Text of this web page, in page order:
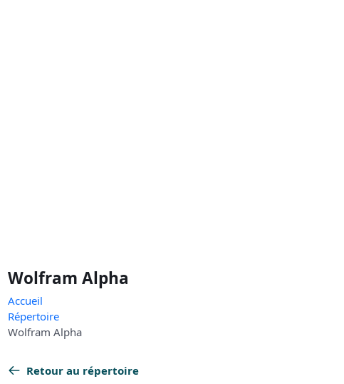
Wolfram Alpha
Accueil
Répertoire
Wolfram Alpha
Retour au répertoire